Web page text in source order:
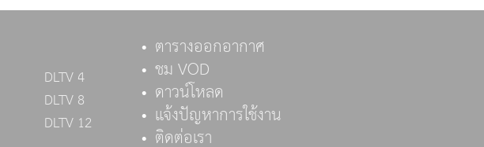
DLTV 4
DLTV 8
DLTV 12
ตารางออกอากาศ
ชม VOD
ดาวน์โหลด
แจ้งปัญหาการใช้งาน
ติดต่อเรา